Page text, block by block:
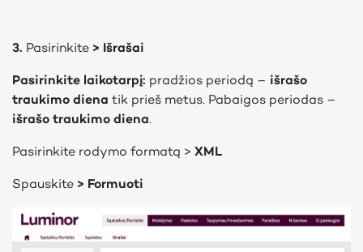
3. Pasirinkite > Išrašai
Pasirinkite laikotarpį: pradžios periodą – išrašo
traukimo diena tik prieš metus. Pabaigos periodas –
išrašo traukimo diena.
Pasirinkite rodymo formatą > XML
Spauskite > Formuoti